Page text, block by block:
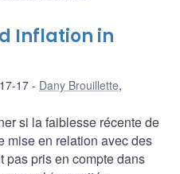
Inflation in
17 Dany Brouillette,
si la faiblesse récente de
mise en relation avec des
pas pris en compte dans